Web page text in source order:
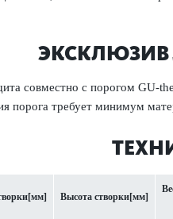
ЭКСКЛЮЗИВ
совместно с ­порогом GU-
порога требует минимум
[мм] Высота створки[мм]